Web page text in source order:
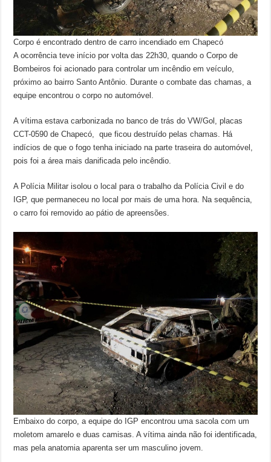
Corpo é encontrado dentro de carro incendiado em Chapecó
A ocorrência teve início por volta das 22h30, quando o Corpo de
Bombeiros foi acionado para controlar um incêndio em veículo,
próximo ao bairro Santo Antônio. Durante o combate das chamas, a
equipe encontrou o corpo no automóvel.
A vítima estava carbonizada no banco de trás do VW/Gol, placas
CCT-0590 de Chapecó, que ficou destruído pelas chamas. Há
indícios de que o fogo tenha iniciado na parte traseira do automóvel,
pois foi a área mais danificada pelo incêndio.
A Polícia Militar isolou o local para o trabalho da Polícia Civil e do
IGP, que permaneceu no local por mais de uma hora. Na sequência,
o carro foi removido ao pátio de apreensões.
Embaixo do corpo, a equipe do IGP encontrou uma sacola com um
moletom amarelo e duas camisas. A vítima ainda não foi identificada,
mas pela anatomia aparenta ser um masculino jovem.